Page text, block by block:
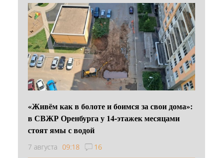
«Живём как в болоте и боимся за свои дома»:
в СВЖР Оренбурга у 14-этажек месяцами
стоят ямы с водой
7 августа 09:18 16